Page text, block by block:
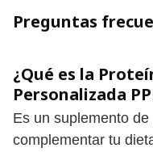
Preguntas
¿Qué es la
Personalizada
Es un suplemento
complementar tu